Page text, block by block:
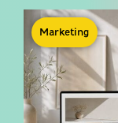
Marketing